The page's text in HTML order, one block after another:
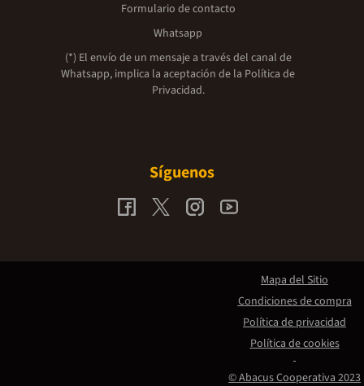
Formulario de contacto
Whatsapp
(*) El envío de un mensaje a través del canal de
Whatsapp, implica la aceptación de la Política de
Privacidad.
Síguenos
© Abacus Cooperativa 2023
Mapa del Sitio
Condiciones de compra
Política de privacidad
Política de cookies